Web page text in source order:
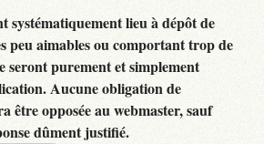
systématiquement lieu à dépôt de
peu aimables ou comportant trop de
seront purement et simplement
Aucune obligation de
être opposée au webmaster, sauf
dûment justifié.